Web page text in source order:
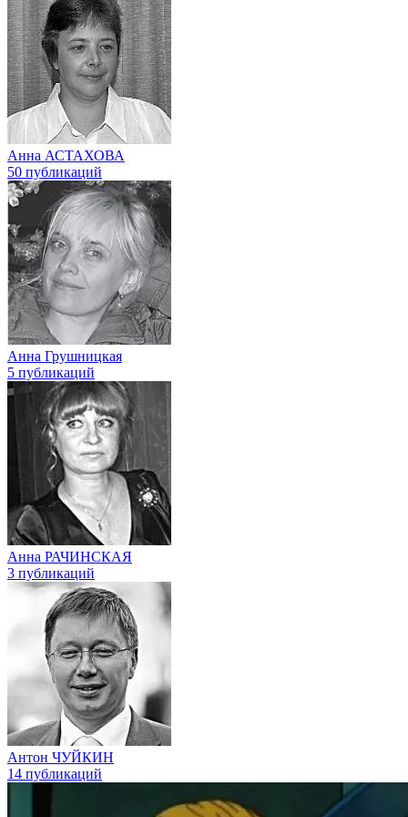
Анна АСТАХОВА
50 публикаций
Анна Грушницкая
5 публикаций
Анна РАЧИНСКАЯ
3 публикаций
Антон ЧУЙКИН
14 публикаций